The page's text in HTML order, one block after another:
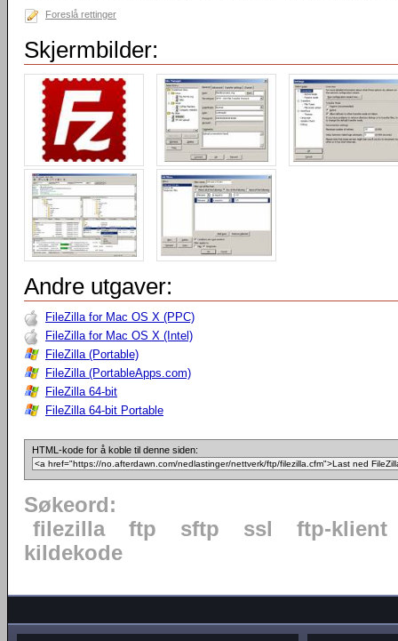
Foreslå rettinger
Skjermbilder:
Andre utgaver:
FileZilla for Mac OS X (PPC)
FileZilla for Mac OS X (Intel)
FileZilla (Portable)
FileZilla (PortableApps.com)
FileZilla 64-bit
FileZilla 64-bit Portable
HTML-kode for å koble til denne siden:
Søkeord:
filezilla
ftp sftp ssl
ftp-klient
kildekode